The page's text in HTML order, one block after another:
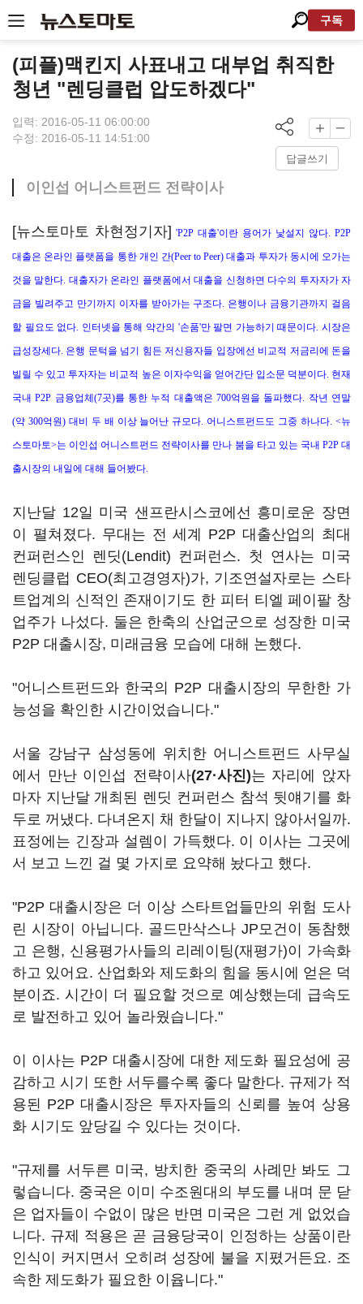
구독
(피플)맥킨지 사표내고 대부업 취직한
청년 "렌딩클럽 압도하겠다"
입력: 2016-05-11 06:00:00
수정: 2016-05-11 14:51:00
답글쓰기
이인섭 어니스트펀드 전략이사
[뉴스토마토 차현정기자] 'P2P 대출'이란 용어가 낯설지 않다. P2P
대출은 온라인 플랫폼을 통한 개인 간(Peer to Peer) 대출과 투자가 동시에 오가는
것을 말한다. 대출자가 온라인 플랫폼에서 대출을 신청하면 다수의 투자자가 자
금을 빌려주고 만기까지 이자를 받아가는 구조다. 은행이나 금융기관까지 걸음
할 필요도 없다. 인터넷을 통해 약간의 '손품'만 팔면 가능하기 때문이다. 시장은
급성장세다. 은행 문턱을 넘기 힘든 저신용자들 입장에선 비교적 저금리에 돈을
빌릴 수 있고 투자자는 비교적 높은 이자수익을 얻어간단 입소문 덕분이다. 현재
국내 P2P 금융업체(7곳)를 통한 누적 대출액은 700억원을 돌파했다. 작년 연말
(약 300억원) 대비 두 배 이상 늘어난 규모다. 어니스트펀드도 그중 하나다. <뉴
스토마토>는 이인섭 어니스트펀드 전략이사를 만나 붐을 타고 있는 국내 P2P 대
출시장의 내일에 대해 들어봤다.
지난달 12일 미국 샌프란시스코에선 흥미로운 장면
이 펼쳐졌다. 무대는 전 세계 P2P 대출산업의 최대
컨퍼런스인 렌딧(Lendit) 컨퍼런스. 첫 연사는 미국
렌딩클럽 CEO(최고경영자)가, 기조연설자로는 스타
트업계의 신적인 존재이기도 한 피터 티엘 페이팔 창
업주가 나섰다. 둘은 한축의 산업군으로 성장한 미국
P2P 대출시장, 미래금융 모습에 대해 논했다.
"어니스트펀드와 한국의 P2P 대출시장의 무한한 가
능성을 확인한 시간이었습니다."
서울 강남구 삼성동에 위치한 어니스트펀드 사무실
에서 만난 이인섭 전략이사(27·사진)는 자리에 앉자
마자 지난달 개최된 렌딧 컨퍼런스 참석 뒷얘기를 화
두로 꺼냈다. 다녀온지 채 한달이 지나지 않아서일까.
표정에는 긴장과 설렘이 가득했다. 이 이사는 그곳에
서 보고 느낀 걸 몇 가지로 요약해 놨다고 했다.
"P2P 대출시장은 더 이상 스타트업들만의 위험 도사
린 시장이 아닙니다. 골드만삭스나 JP모건이 동참했
고 은행, 신용평가사들의 리레이팅(재평가)이 가속화
하고 있어요. 산업화와 제도화의 힘을 동시에 얻은 덕
분이죠. 시간이 더 필요할 것으로 예상했는데 급속도
로 발전하고 있어 놀라웠습니다."
이 이사는 P2P 대출시장에 대한 제도화 필요성에 공
감하고 시기 또한 서두를수록 좋다 말한다. 규제가 적
용된 P2P 대출시장은 투자자들의 신뢰를 높여 상용
화 시기도 앞당길 수 있다는 것이다.
"규제를 서두른 미국, 방치한 중국의 사례만 봐도 그
렇습니다. 중국은 이미 수조원대의 부도를 내며 문 닫
은 업자들이 수없이 많은 반면 미국은 그런 게 없었습
니다. 규제 적용은 곧 금융당국이 인정하는 상품이란
인식이 커지면서 오히려 성장에 불을 지폈거든요. 조
속한 제도화가 필요한 이윱니다."